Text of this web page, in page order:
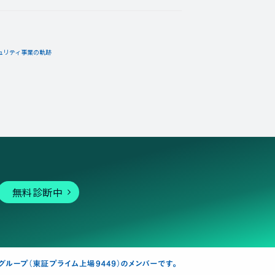
リティ事業の軌跡
無料診断中